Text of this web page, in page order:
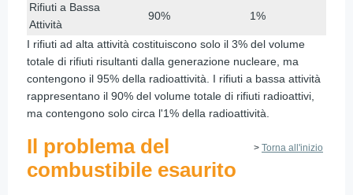
Rifiuti a Bassa
Attività
90% 1%
I rifiuti ad alta attività costituiscono solo il 3% del volume
totale di rifiuti risultanti dalla generazione nucleare, ma
contengono il 95% della radioattività. I rifiuti a bassa attività
rappresentano il 90% del volume totale di rifiuti radioattivi,
ma contengono solo circa l'1% della radioattività.
> Torna all'inizio
Il problema del
combustibile esaurito